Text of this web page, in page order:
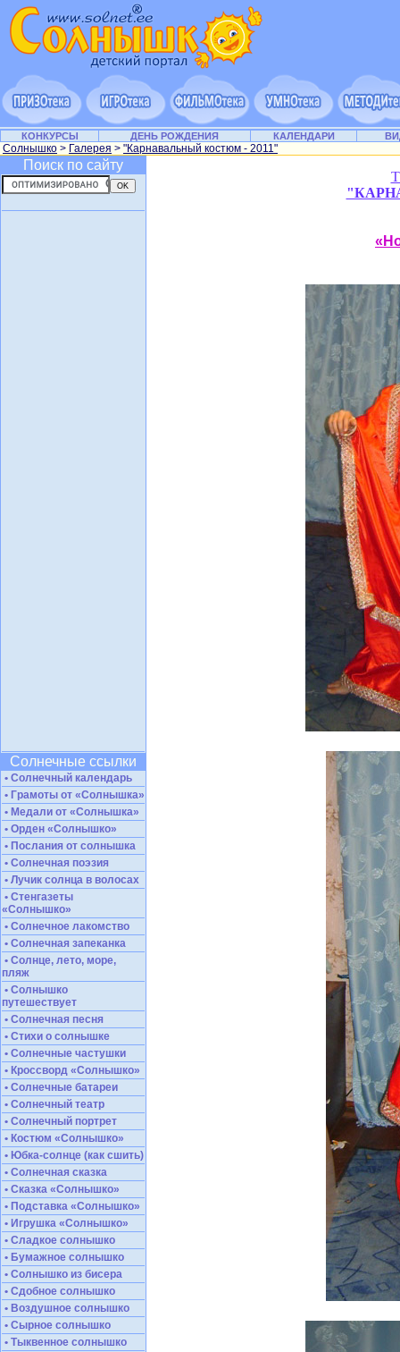
КОНКУРСЫ ДЕНЬ РОЖДЕНИЯ КАЛЕНДАРИ
Солнышко > Галерея > "Карнавальный костюм - 2011"
Поиск по сайту
Солнечные ссылки
• Солнечный календарь
• Грамоты от «Солнышка»
• Медали от «Солнышка»
• Орден «Солнышко»
• Послания от солнышка
• Солнечная поэзия
• Лучик солнца в волосах
• Стенгазеты
«Солнышко»
• Солнечное лакомство
• Солнечная запеканка
• Солнце, лето, море,
пляж
• Солнышко
путешествует
• Солнечная песня
• Стихи о солнышке
• Солнечные частушки
• Кроссворд «Солнышко»
• Солнечные батареи
• Солнечный театр
• Солнечный портрет
• Костюм «Солнышко»
• Юбка-солнце (как сшить)
• Солнечная сказка
• Сказка «Солнышко»
• Подставка «Солнышко»
• Игрушка «Солнышко»
• Сладкое солнышко
• Бумажное солнышко
• Солнышко из бисера
• Сдобное солнышко
• Воздушное солнышко
• Сырное солнышко
• Тыквенное солнышко